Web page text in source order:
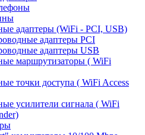
адаптеры (WiFi - PCI, USB)
адаптеры PCI
адаптеры USB
маршрутизаторы ( WiFi
точки доступа ( WiFi Access
усилители сигнала ( WiFi